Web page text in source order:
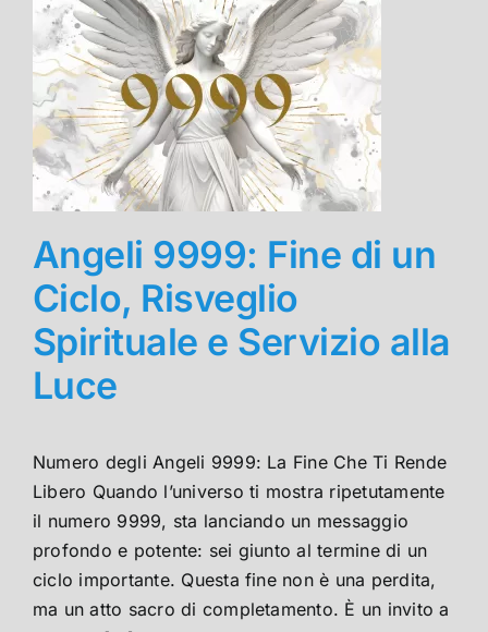
Angeli 9999: Fine di un
Ciclo, Risveglio
Spirituale e Servizio alla
Luce
Numero degli Angeli 9999: La Fine Che Ti Rende
Libero Quando l’universo ti mostra ripetutamente
il numero 9999, sta lanciando un messaggio
profondo e potente: sei giunto al termine di un
ciclo importante. Questa fine non è una perdita,
ma un atto sacro di completamento. È un invito a